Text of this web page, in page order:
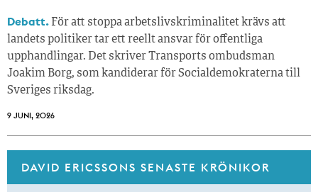
Debatt. För att stoppa arbetslivskriminalitet krävs att
landets politiker tar ett reellt ansvar för offentliga
upphandlingar. Det skriver Transports ombudsman
Joakim Borg, som kandiderar för Socialdemokraterna till
Sveriges riksdag.
9 JUNI, 2026
DAVID ERICSSONS SENASTE KRÖNIKOR